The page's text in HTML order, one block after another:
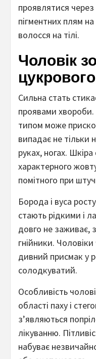
проявлятися через
пігментних плям
волосся на тілі.
Чоловік
Сильна стать
проявами хвороби.
типом може
випадає не тільки
руках, ногах.
характерного
помітного при
Борода і вуса
стають рідкими і
довго не заживає,
гнійники.
дивний присмак у
солодкуватий.
Особливість
області паху і
з’являються
лікуванню.
набуває